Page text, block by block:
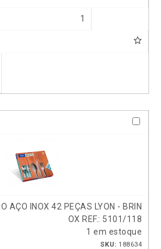
1
AÇO INOX 42 PEÇAS LYON - BRIN
OX REF.: 5101/118
1 em estoque
SKU: 188634